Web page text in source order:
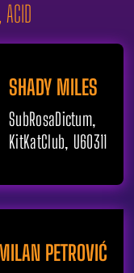
SHADY MILES
SubRosaDictum,
KitKatClub, U60311
PETROVIĆ